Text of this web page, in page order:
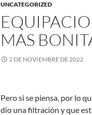
UNCATEGORIZED
MAS
2 DE NOVIEMBRE DE 2022
Pero si se piensa, por lo
dio una filtración y que